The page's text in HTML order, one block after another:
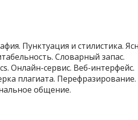
Пунктуация и стилистика.
Словарный запас.
Онлайн-сервис. Веб-интерфейс.
плагиата. Перефразирование.
общение.